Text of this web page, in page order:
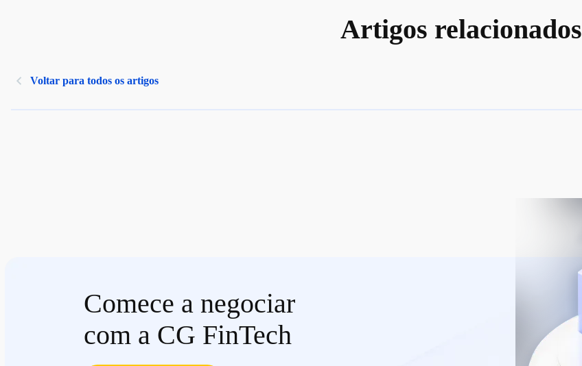
Artigos relacionados
Voltar para todos os artigos
Comece a negociar
com a CG FinTech